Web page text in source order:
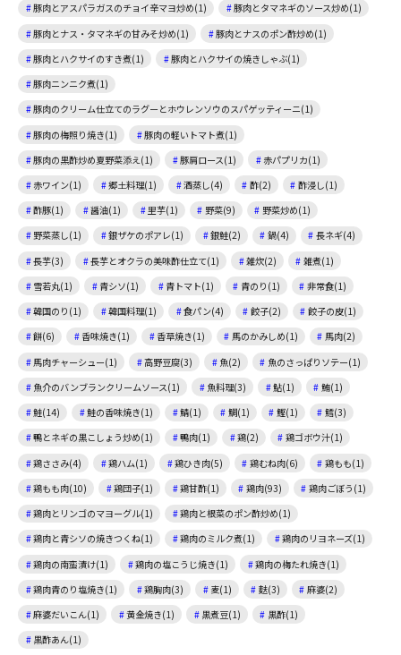
豚肉とアスパラガスのチョイ辛マヨ炒め(1)
豚肉とタマネギのソース炒め(1)
豚肉とナス・タマネギの甘みそ炒め(1)
豚肉とナスのポン酢炒め(1)
豚肉とハクサイのすき煮(1)
豚肉とハクサイの焼きしゃぶ(1)
豚肉ニンニク煮(1)
豚肉のクリーム仕立てのラグーとホウレンソウのスパゲッティーニ(1)
豚肉の梅照り焼き(1)
豚肉の軽いトマト煮(1)
豚肉の黒酢炒め夏野菜添え(1)
豚肩ロース(1)
赤パプリカ(1)
赤ワイン(1)
郷土料理(1) 酒蒸し(4) 酢(2)
酢浸し(1)
酢豚(1)
醤油(1) 里芋(1) 野菜(9)
野菜炒め(1)
野菜蒸し(1)
銀ザケのポアレ(1) 銀鮭(2) 鍋(4)
長ネギ(4)
長芋(3)
長芋とオクラの美味酢仕立て(1) 雑炊(2)
雑煮(1)
雪若丸(1)
青シソ(1) 青トマト(1) 青のり(1)
非常食(1)
韓国のり(1)
韓国料理(1) 食パン(4) 餃子(2)
餃子の皮(1)
餅(6)
香味焼き(1) 香草焼き(1) 馬のかみしめ(1)
馬肉(2)
馬肉チャーシュー(1)
高野豆腐(3) 魚(2)
魚のさっぱりソテー(1)
魚介のバンブランクリームソース(1)
魚料理(3) 鮎(1)
鮪(1)
鮭(14)
鮭の香味焼き(1) 鯖(1) 鯛(1) 鰹(1)
鱈(3)
鴨とネギの黒こしょう炒め(1)
鴨肉(1) 鶏(2)
鶏ゴボウ汁(1)
鶏ささみ(4)
鶏ハム(1) 鶏ひき肉(5) 鶏むね肉(6)
鶏もも(1)
鶏もも肉(10)
鶏団子(1) 鶏甘酢(1) 鶏肉(93)
鶏肉ごぼう(1)
鶏肉とリンゴのマヨーグル(1)
鶏肉と根菜のポン酢炒め(1)
鶏肉と青シソの焼きつくね(1)
鶏肉のミルク煮(1)
鶏肉のリヨネーズ(1)
鶏肉の南蛮漬け(1)
鶏肉の塩こうじ焼き(1)
鶏肉の梅たれ焼き(1)
鶏肉青のり塩焼き(1)
鶏胸肉(3) 麦(1) 麩(3)
麻婆(2)
麻婆だいこん(1)
黄金焼き(1) 黒煮豆(1)
黒酢(1)
黒酢あん(1)